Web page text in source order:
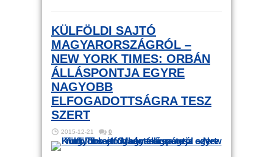
KÜLFÖLDI SAJTÓ
MAGYARORSZÁGRÓL –
NEW YORK TIMES: ORBÁN
ÁLLÁSPONTJA EGYRE
NAGYOBB
ELFOGADOTTSÁGRA TESZ
SZERT
2015-12-21 0